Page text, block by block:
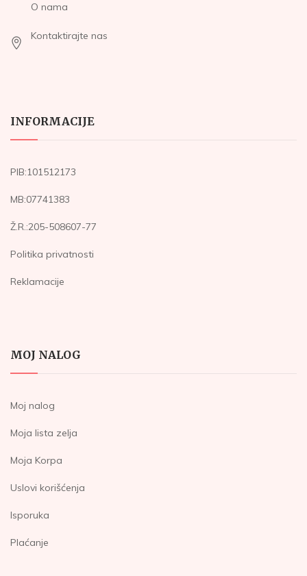
O nama
Kontaktirajte nas
INFORMACIJE
PIB:101512173
MB:07741383
Ž.R.:205-508607-77
Politika privatnosti
Reklamacije
MOJ NALOG
Moj nalog
Moja lista zelja
Moja Korpa
Uslovi korišćenja
Isporuka
Plaćanje